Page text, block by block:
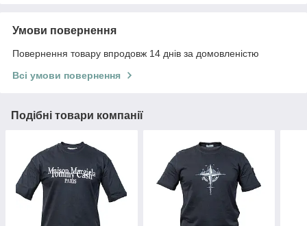
Умови повернення
Повернення товару впродовж 14 днів за домовленістю
Всі умови повернення
Подібні товари компанії